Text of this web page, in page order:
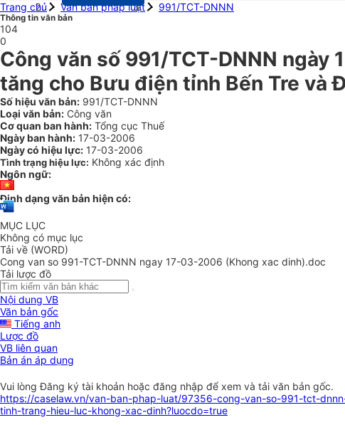
Trang chủ
Văn bản pháp luật 991/TCT-DNNN
Thông tin văn bản
104
0
Công văn số 991/TCT-DNNN
tăng cho Bưu điện tỉnh Bến Tre và
Số hiệu văn bản: 991/TCT-DNNN
Loại văn bản: Công văn
Cơ quan ban hành: Tổng cục Thuế
Ngày ban hành: 17-03-2006
Ngày có hiệu lực: 17-03-2006
Tình trạng hiệu lực: Không xác định
Ngôn ngữ:
Định dạng văn bản hiện có:
MỤC LỤC
Không có mục lục
Tải về (WORD)
Cong van so 991-TCT-DNNN ngay 17-03-2006 (Khong xac dinh).doc
Tải lược đồ
Nội dung VB
Văn bản gốc
Tiếng anh
Lược đồ
VB liên quan
Bản án áp dụng
Vui lòngĐăng ký tài khoản hoặc đăng nhập để xem và tải văn bản gốc.
https://caselaw.vn/van-ban-phap-luat/97356-cong-van-so-991-tct-
tinh-trang-hieu-luc-khong-xac-dinh?luocdo=true